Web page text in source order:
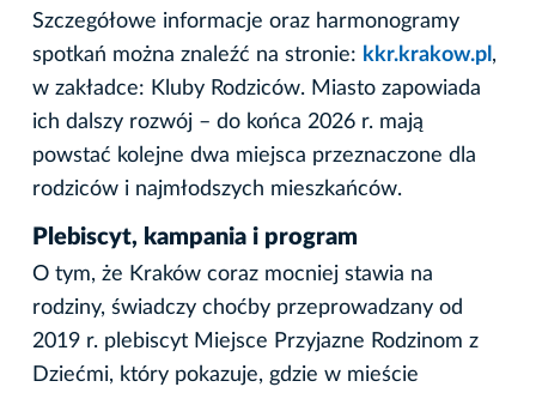
Szczegółowe informacje oraz harmonogramy
spotkań można znaleźć na stronie: kkr.krakow.pl ,
w zakładce: Kluby Rodziców. Miasto zapowiada
ich dalszy rozwój – do końca 2026 r. mają
powstać kolejne dwa miejsca przeznaczone dla
rodziców i najmłodszych mieszkańców.
Plebiscyt, kampania i program
O tym, że Kraków coraz mocniej stawia na
rodziny, świadczy choćby przeprowadzany od
2019 r. plebiscyt Miejsce Przyjazne Rodzinom z
Dziećmi, który pokazuje, gdzie w mieście